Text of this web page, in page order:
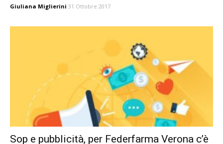
Giuliana Miglierini 31 Ottobre 2017
Sop e pubblicità, per Federfarma Verona c’è